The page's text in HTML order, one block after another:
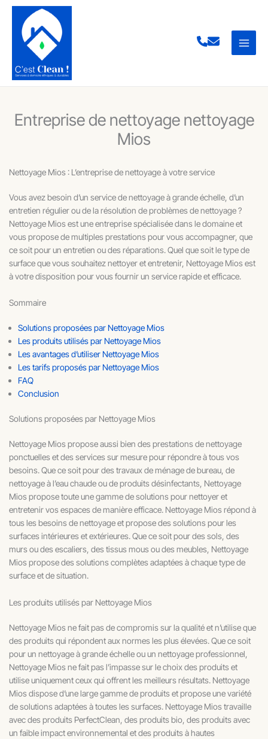
Aller
contenu
Entreprise de nettoyage nettoyage
Mios
Nettoyage Mios : L’entreprise de nettoyage à votre service
Vous avez besoin d’un service de nettoyage à grande échelle, d’un
entretien régulier ou de la résolution de problèmes de nettoyage ?
Nettoyage Mios est une entreprise spécialisée dans le domaine et
vous propose de multiples prestations pour vous accompagner, que
ce soit pour un entretien ou des réparations. Quel que soit le type de
surface que vous souhaitez nettoyer et entretenir, Nettoyage Mios est
à votre disposition pour vous fournir un service rapide et efficace.
Sommaire
Solutions proposées par Nettoyage Mios
Les produits utilisés par Nettoyage Mios
Les avantages d’utiliser Nettoyage Mios
Les tarifs proposés par Nettoyage Mios
FAQ
Conclusion
Solutions proposées par Nettoyage Mios
Nettoyage Mios propose aussi bien des prestations de nettoyage
ponctuelles et des services sur mesure pour répondre à tous vos
besoins. Que ce soit pour des travaux de ménage de bureau, de
nettoyage à l’eau chaude ou de produits désinfectants, Nettoyage
Mios propose toute une gamme de solutions pour nettoyer et
entretenir vos espaces de manière efficace. Nettoyage Mios répond à
tous les besoins de nettoyage et propose des solutions pour les
surfaces intérieures et extérieures. Que ce soit pour des sols, des
murs ou des escaliers, des tissus mous ou des meubles, Nettoyage
Mios propose des solutions complètes adaptées à chaque type de
surface et de situation.
Les produits utilisés par Nettoyage Mios
Nettoyage Mios ne fait pas de compromis sur la qualité et n’utilise que
des produits qui répondent aux normes les plus élevées. Que ce soit
pour un nettoyage à grande échelle ou un nettoyage professionnel,
Nettoyage Mios ne fait pas l’impasse sur le choix des produits et
utilise uniquement ceux qui offrent les meilleurs résultats. Nettoyage
Mios dispose d’une large gamme de produits et propose une variété
de solutions adaptées à toutes les surfaces. Nettoyage Mios travaille
avec des produits PerfectClean, des produits bio, des produits avec
un faible impact environnemental et des produits à hautes